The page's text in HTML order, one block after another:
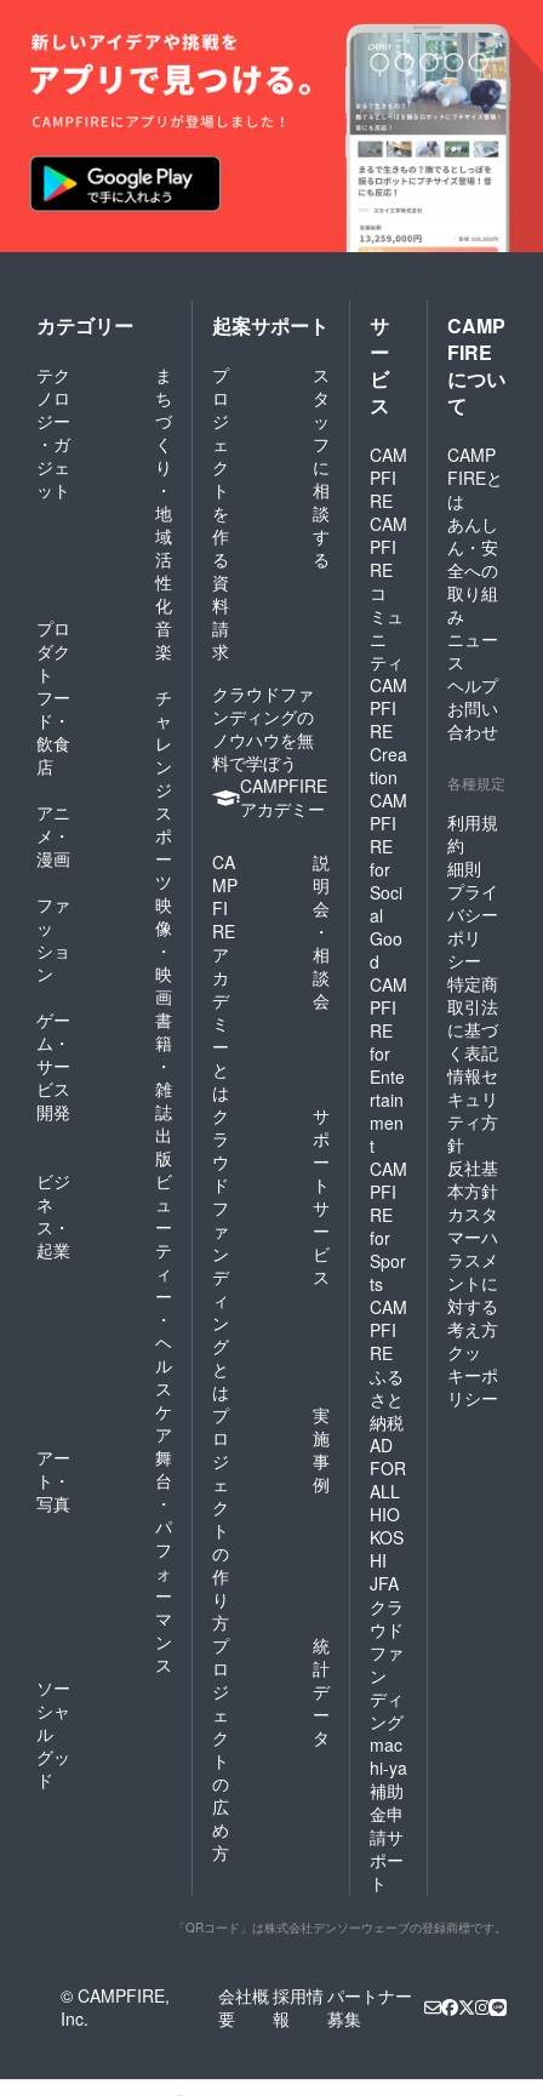
となり
ます ※
支援者
様のリ
ターン
撮影の
写真で
シャ
ツ、マ
グカッ
希望の
が若干
遅れる
事もご
ざいま
着使い
放題の
撮影
(120分)
→写
真集参
加のモ
デルさ
んとの
なりま
す →
時間内
ば衣装
は何着
でも構
いませ
ん →
事前に
確認、
せて頂
けるの
であれ
ば、支
援者様
のコレ
クショ
ンの競
泳水着
も可で
自身が
撮影し
たお写
真で
シャツ
カップ
当方の
用意し
たイラ
ストの
シャツ
＋マグ
カップ
でも可
能です
・撮影
で使用
したサ
イン入
り小道
具プレ
ゼント
※基本は
手渡し
となり
ます ※
支援者
様のリ
ターン
撮影の
写真で
シャ
ツ、マ
グカッ
プ作成
希望の
場合、
カテゴリー
テク
ノロ
ジー
・ガ
ジェ
ット
ま
ち
づ
く
り
・
地
域
活
性
化
プロ
ダク
ト
音
楽
フー
ド・
飲食
店
チ
ャ
レ
ン
ジ
アニ
メ・
漫画
ス
ポ
ー
ツ
ファ
ッ
ショ
ン
映
像
・
映
画
ゲー
ム・
サー
ビス
開発
書
籍
・
雑
誌
出
版
ビジ
ネ
ス・
起業
ビ
ュ
ー
テ
ィ
ー
・
ヘ
ル
ス
ケ
ア
アー
ト・
写真
舞
台
・
パ
フ
ォ
ー
マ
ン
ス
ソー
シャ
ル
グッ
ド
起案サポート
プ
ロ
ジ
ェ
ク
ト
を
作
る
ス
タ
ッ
フ
に
相
談
す
る
資
料
請
求
クラウドファ
ンディングの
ノウハウを無
料で学ぼう
CAMPFIRE
アカデミー
CA
MP
FI
RE
ア
カ
デ
ミ
ー
と
は
説
明
会
・
相
談
会
ク
ラ
ウ
ド
フ
ァ
ン
デ
ィ
ン
グ
と
は
サ
ポ
ー
ト
サ
ー
ビ
ス
プ
ロ
ジ
ェ
ク
ト
の
作
り
方
実
施
事
例
プ
ロ
ジ
ェ
ク
ト
の
広
め
方
統
計
デ
ー
タ
サ
ー
ビ
ス
CAM
PFI
RE
CAM
PFI
RE
コ
ミュ
ニ
ティ
CAM
PFI
RE
Crea
tion
CAM
PFI
RE
for
Soci
al
Goo
d
CAM
PFI
RE
for
Ente
rtain
men
t
CAM
PFI
RE
for
Spor
ts
CAM
PFI
RE
ふる
さと
納税
AD
FOR
ALL
HIO
KOS
HI
JFA
クラ
ウド
ファ
ン
ディ
ング
mac
hi-ya
補助
金申
請サ
ポー
ト
CAMP
FIRE
につい
て
CAMP
FIREと
は
あんし
ん・安
全への
取り組
み
ニュー
ス
ヘルプ
お問い
合わせ
各種規定
利用規
約
細則
プライ
バシー
ポリ
シー
特定商
取引法
に基づ
く表記
情報セ
キュリ
ティ方
針
反社基
本方針
カスタ
マーハ
ラスメ
ントに
対する
考え方
クッ
キーポ
リシー
「QRコード」は株式会社デンソーウェーブの登録商標です。
© CAMPFIRE,
Inc.
会社概
要
採用情
報
パートナー
募集